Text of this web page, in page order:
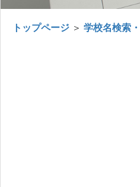
トップページ ＞ 学校名検索